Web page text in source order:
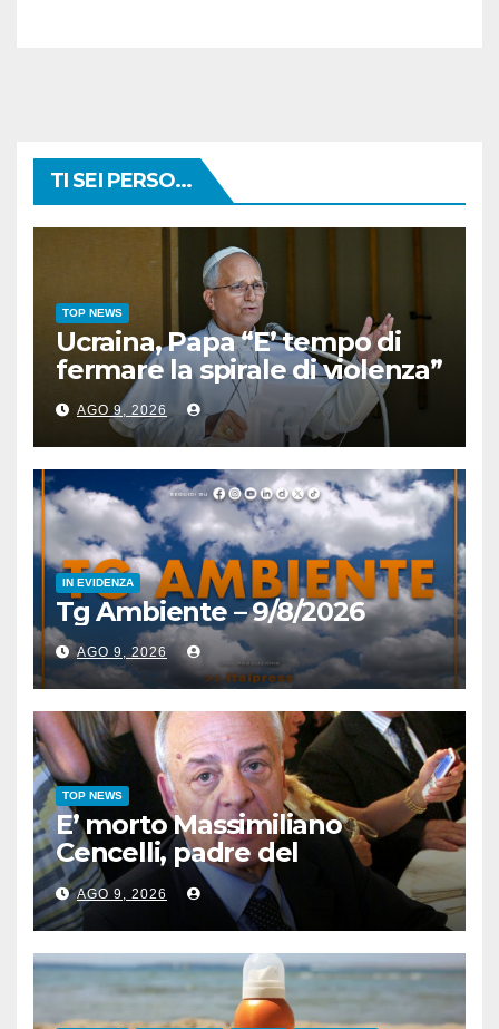
TI SEI PERSO...
TOP NEWS
Ucraina, Papa “E’ tempo di
fermare la spirale di violenza”
AGO 9, 2026
IN EVIDENZA
Tg Ambiente – 9/8/2026
AGO 9, 2026
TOP NEWS
E’ morto Massimiliano
Cencelli, padre del
“manuale” omonimo
AGO 9, 2026